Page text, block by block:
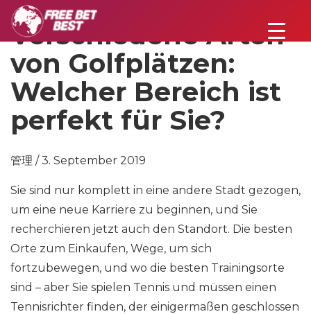
Verschiedene Arten
von Golfplätzen:
Welcher Bereich ist
perfekt für Sie?
管理 / 3. September 2019
Sie sind nur komplett in eine andere Stadt gezogen,
um eine neue Karriere zu beginnen, und Sie
recherchieren jetzt auch den Standort. Die besten
Orte zum Einkaufen, Wege, um sich
fortzubewegen, und wo die besten Trainingsorte
sind – aber Sie spielen Tennis und müssen einen
Tennisrichter finden, der einigermaßen geschlossen